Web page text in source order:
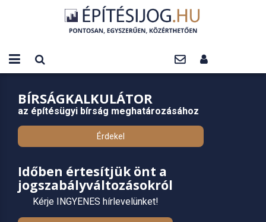
BÍRSÁGKALKULÁTOR
az építésügyi bírság meghatározásához
Érdekel
Időben értesítjük önt a
jogszabályváltozásokról
Kérje INGYENES hírlevelünket!